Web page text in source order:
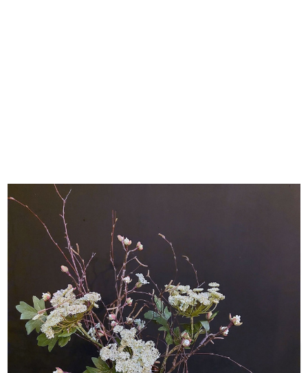
Tuitvaas met zijde 55cm hoog.
Eventueel tekst op kaartje
Maximaal 200 tekens
€ 69,95
Aantal
In Winkelwagen